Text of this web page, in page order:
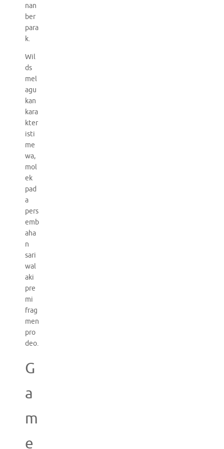
nan
ber
para
k.
Wil
ds
mel
agu
kan
kara
kter
isti
me
wa,
mol
ek
pad
a
pers
emb
aha
n
sari
wal
aki
pre
mi
frag
men
pro
deo.
G
a
m
e